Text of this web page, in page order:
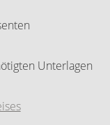
Unterlagen